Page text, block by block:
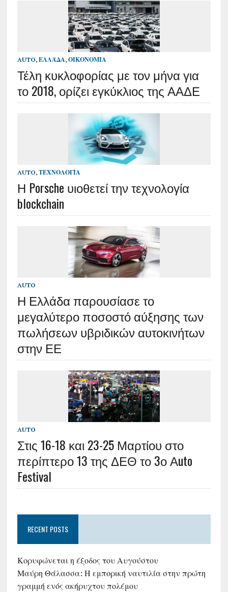
AUTO, ΕΛΛΆΔΑ, ΟΙΚΟΝΟΜΊΑ
Τέλη κυκλοφορίας με τον μήνα για
το 2018, ορίζει εγκύκλιος της ΑΑΔΕ
AUTO, ΤΕΧΝΟΛΟΓΊΑ
Η Porsche υιοθετεί την τεχνολογία
blockchain
AUTO
Η Ελλάδα παρουσίασε το
μεγαλύτερο ποσοστό αύξησης των
πωλήσεων υβριδικών αυτοκινήτων
στην ΕΕ
AUTO
Στις 16-18 και 23-25 Μαρτίου στο
περίπτερο 13 της ΔΕΘ το 3ο Αuto
Festival
RECENT POSTS
Κορυφώνεται η έξοδος του Αυγούστου
Μαύρη Θάλασσα: Η εμπορική ναυτιλία στην πρώτη
γραμμή ενός ακήρυχτου πολέμου